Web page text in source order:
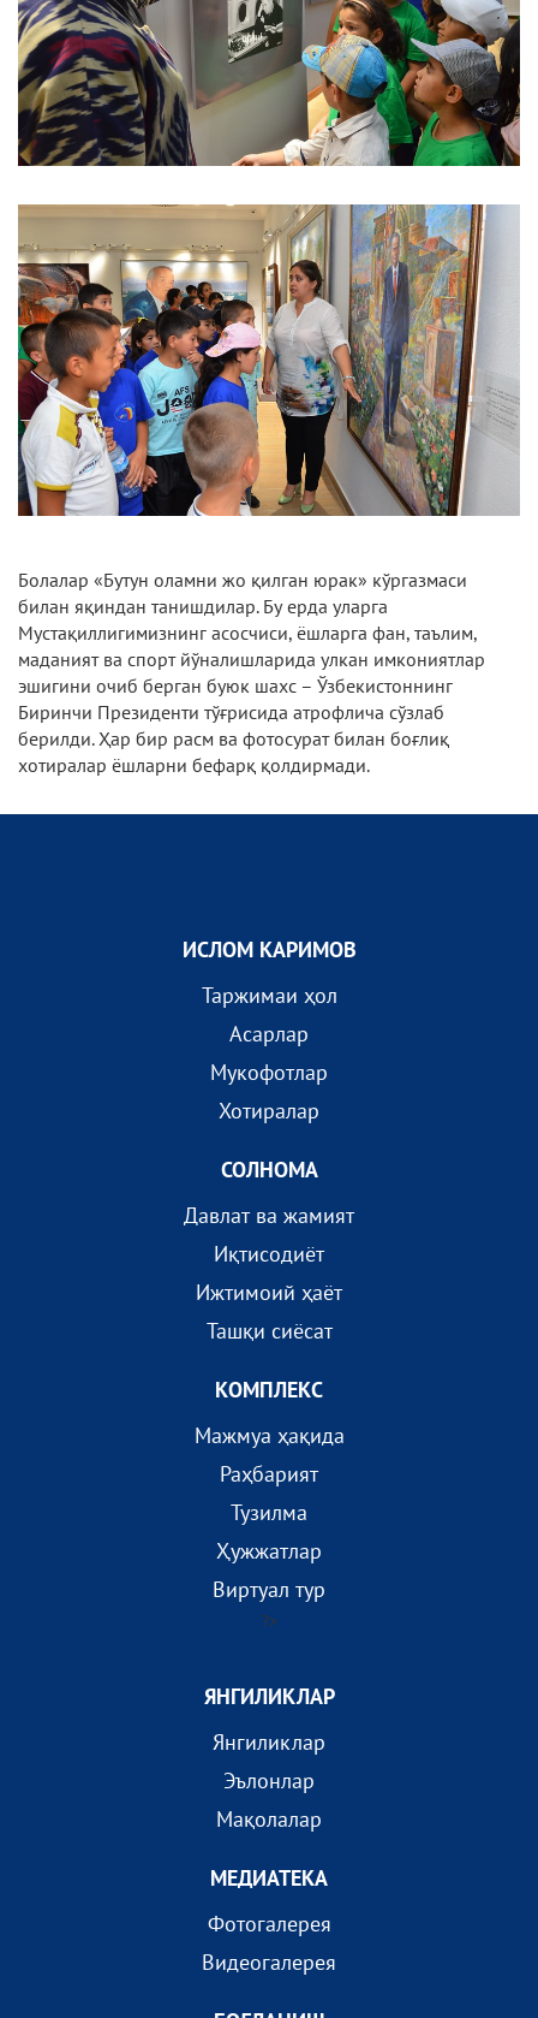
Болалар «Бутун оламни жо қилган юрак» кўргазмаси
билан яқиндан танишдилар. Бу ерда уларга
Мустақиллигимизнинг асосчиси, ёшларга фан, таълим,
маданият ва спорт йўналишларида улкан имкониятлар
эшигини очиб берган буюк шахс – Ўзбекистоннинг
Биринчи Президенти тўғрисида атрофлича сўзлаб
берилди. Ҳар бир расм ва фотосурат билан боғлиқ
хотиралар ёшларни бефарқ қолдирмади.
ИСЛОМ КАРИМОВ
Таржимаи ҳол
Асарлар
Мукофотлар
Хотиралар
СОЛНОМА
Давлат ва жамият
Иқтисодиёт
Ижтимоий ҳаёт
Ташқи сиёсат
КОМПЛEКС
Мажмуа ҳақида
Раҳбарият
Тузилма
Ҳужжатлар
Виртуал тур
?>
ЯНГИЛИКЛАР
Янгиликлар
Эълонлар
Мақолалар
МEДИАТEКА
Фотогалерея
Видеогалерея